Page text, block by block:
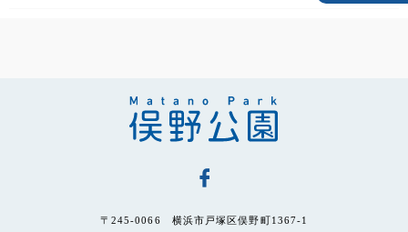
〒245-0066 横浜市戸塚区俣野町1367-1